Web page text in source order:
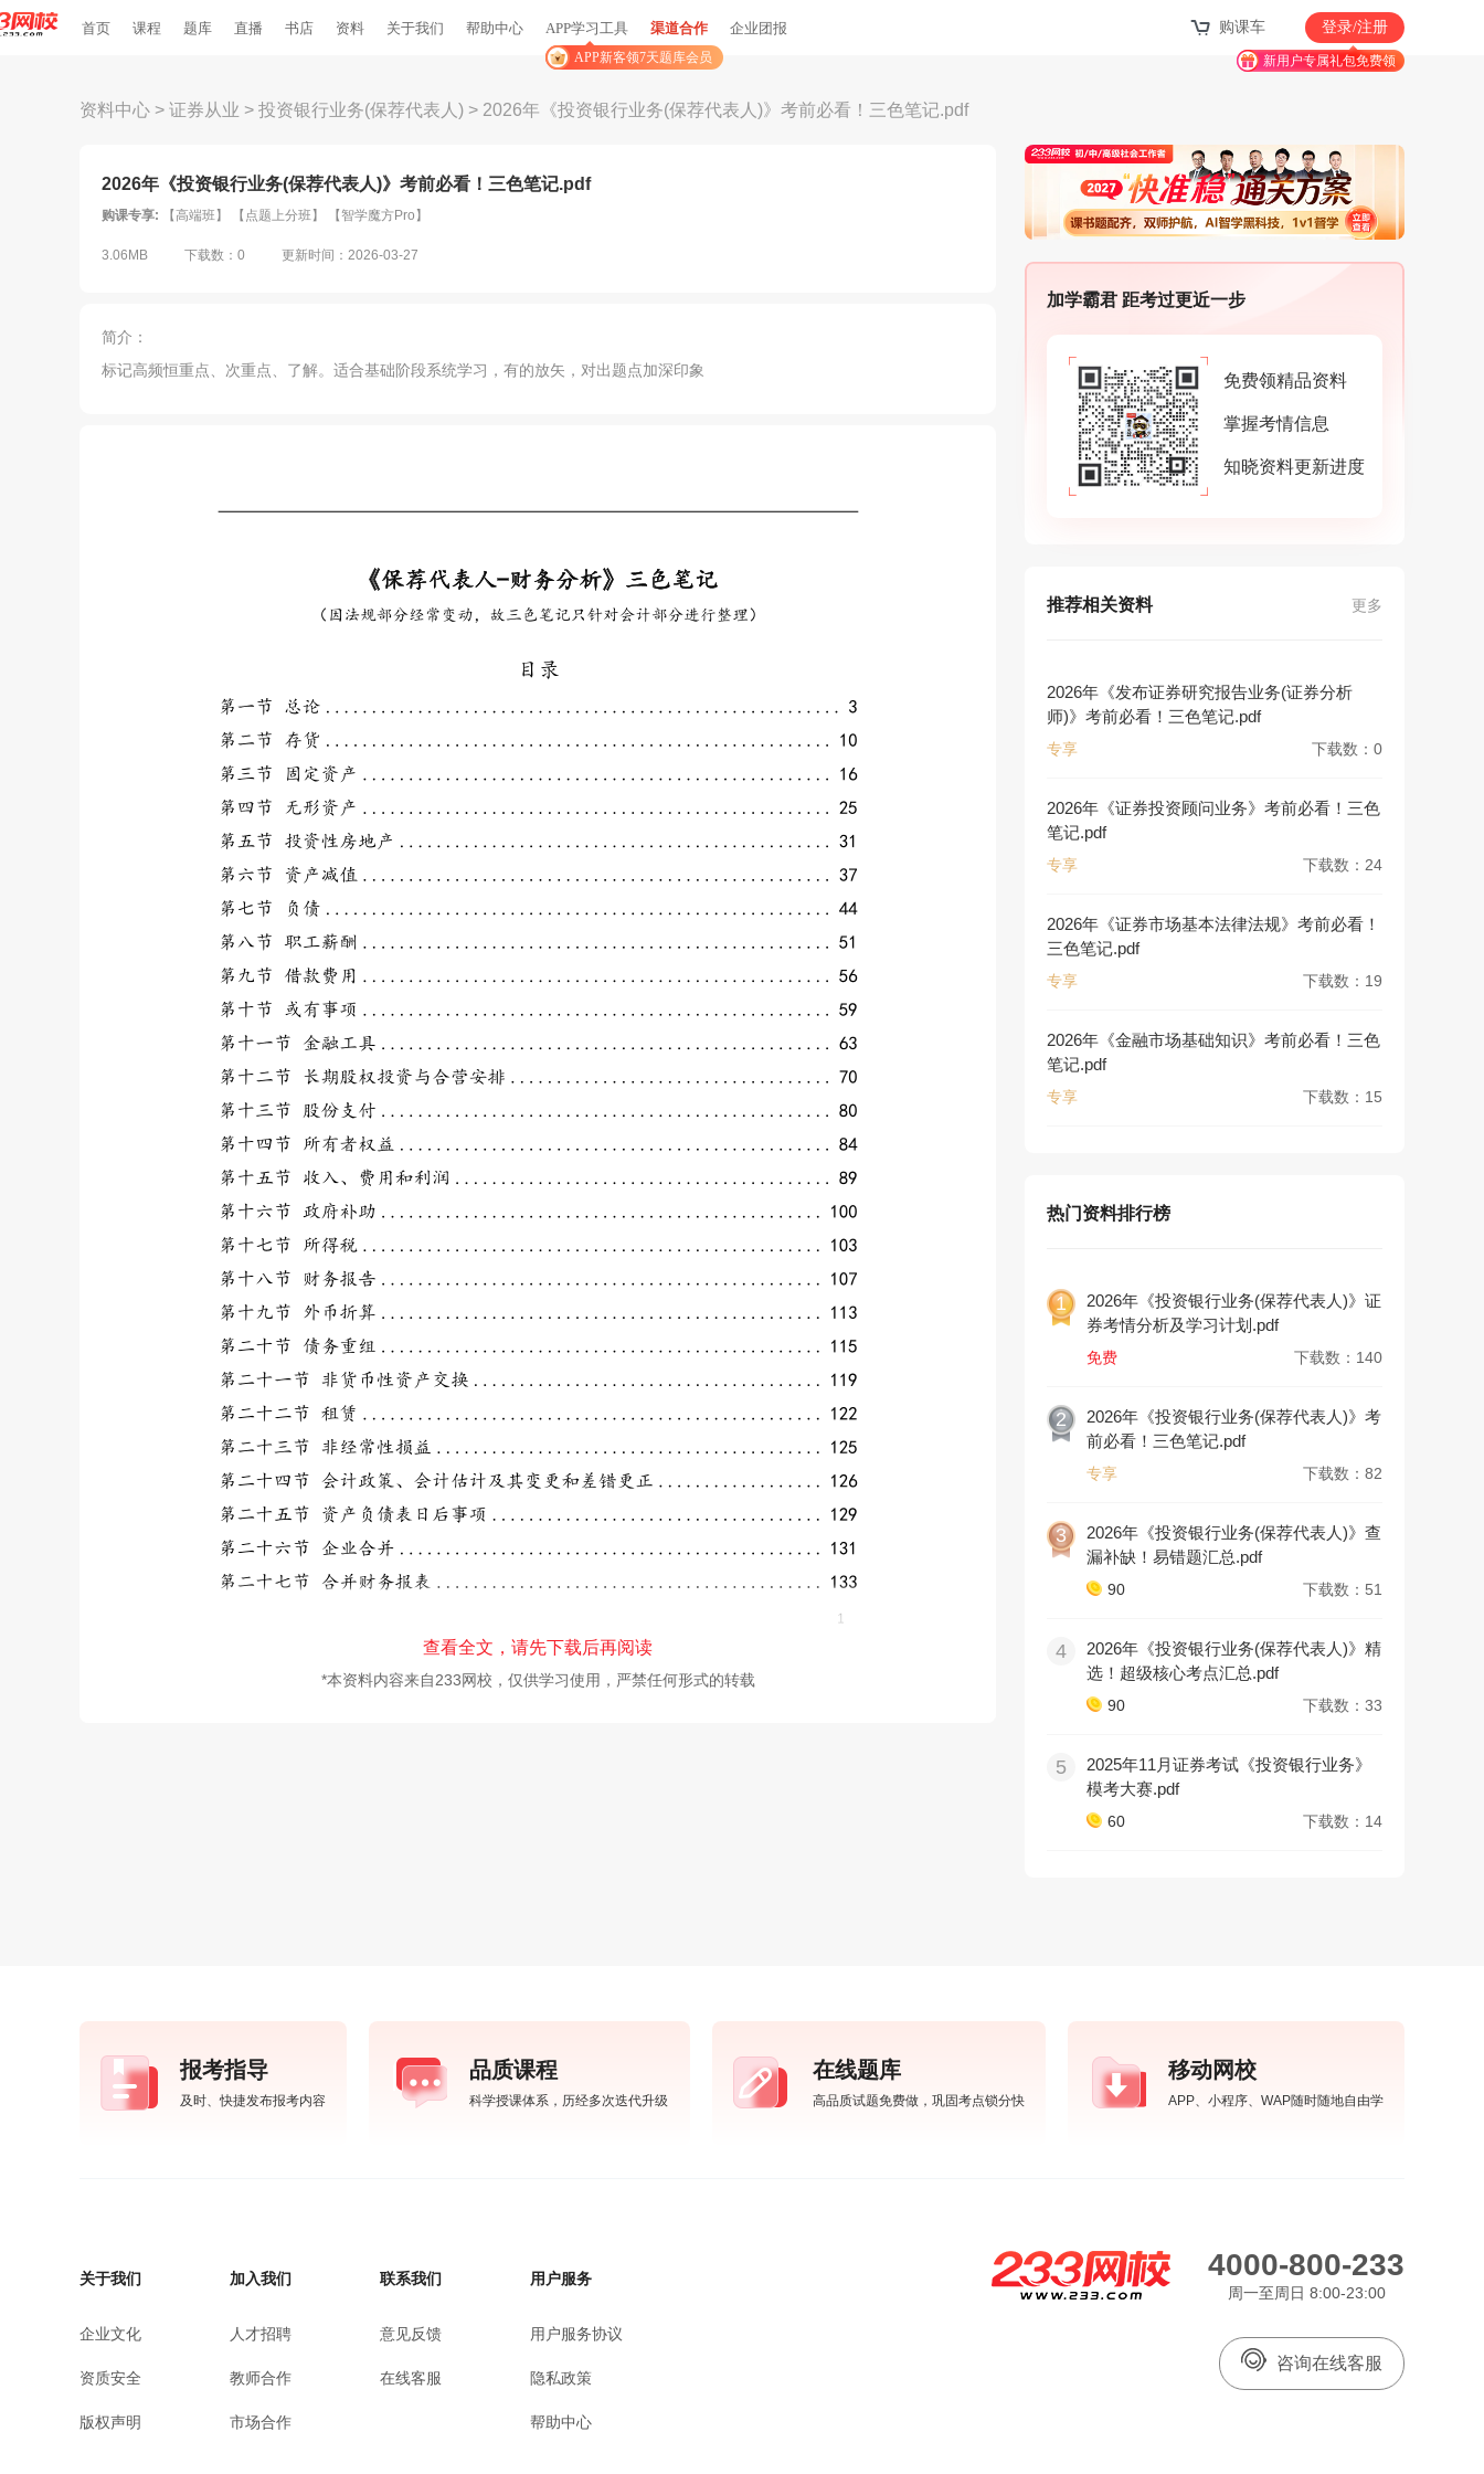
首页 课程 题库 直播 书店 资料 关于我们 帮助中心 APP学习工具
APP新客领7天题库会员
渠道合作 企业团报 购课车 登录/注册
新用户专属礼包免费领
资料中心 > 证券从业 > 投资银行业务(保荐代表人) > 2026年《投资银行业务(保荐代表人)》考前必看！三色笔记.pdf
2026年《投资银行业务(保荐代表人)》考前必看！三色笔记.pdf
购课专享: 【高端班】 【点题上分班】 【智学魔方Pro】
3.06MB 下载数：0 更新时间：2026-03-27
简介：
标记高频恒重点、次重点、了解。适合基础阶段系统学习，有的放矢，对出题点加深印象
查看全文，请先下载后再阅读
*本资料内容来自233网校，仅供学习使用，严禁任何形式的转载
加学霸君 距考过更近一步
免费领精品资料
掌握考情信息
知晓资料更新进度
推荐相关资料 更多
2026年《发布证券研究报告业务(证券分析
师)》考前必看！三色笔记.pdf
专享 下载数：0
2026年《证券投资顾问业务》考前必看！三色
笔记.pdf
专享 下载数：24
2026年《证券市场基本法律法规》考前必看！
三色笔记.pdf
专享 下载数：19
2026年《金融市场基础知识》考前必看！三色
笔记.pdf
专享 下载数：15
热门资料排行榜
1
2026年《投资银行业务(保荐代表人)》证
券考情分析及学习计划.pdf
免费 下载数：140
2
2026年《投资银行业务(保荐代表人)》考
前必看！三色笔记.pdf
专享 下载数：82
3
2026年《投资银行业务(保荐代表人)》查
漏补缺！易错题汇总.pdf
90 下载数：51
4
2026年《投资银行业务(保荐代表人)》精
选！超级核心考点汇总.pdf
90 下载数：33
5
2025年11月证券考试《投资银行业务》
模考大赛.pdf
60 下载数：14
报考指导
及时、快捷发布报考内容
品质课程
科学授课体系，历经多次迭代升级
在线题库
高品质试题免费做，巩固考点锁分快
移动网校
APP、小程序、WAP随时随地自由学
关于我们
企业文化
资质安全
版权声明
加入我们
人才招聘
教师合作
市场合作
联系我们
意见反馈
在线客服
用户服务
用户服务协议
隐私政策
帮助中心
4000-800-233
周一至周日 8:00-23:00
咨询在线客服